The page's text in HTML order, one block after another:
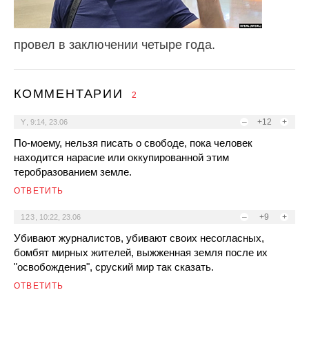
провел в заключении четыре года.
КОММЕНТАРИИ 2
– +12 +
Y ,9:14, 23.06
По-моему, нельзя писать о свободе, пока человек
находится нарасие или оккупированной этим
теробразованием земле.
ОТВЕТИТЬ
– +9 +
123 10:22, 23.06
Убивают журналистов, убивают своих несогласных,
бомбят мирных жителей, выжженная земля после их
"освобождения", сруский мир так сказать.
ОТВЕТИТЬ